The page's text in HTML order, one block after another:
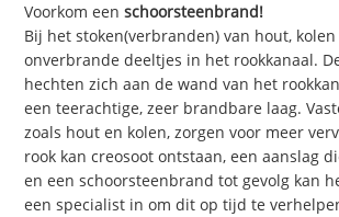
Voorkom eenschoorsteenbrand!
Bij het stoken(verbranden) van hout,
onverbrande deeltjes in het rookkanaal.
hechten zich aan de wand van het
een teerachtige, zeer brandbare laag.
zoals hout en kolen, zorgen voor meer
rook kan creosoot ontstaan, een aanslag
en een schoorsteenbrand tot gevolg kan
een specialist in om dit op tijd te